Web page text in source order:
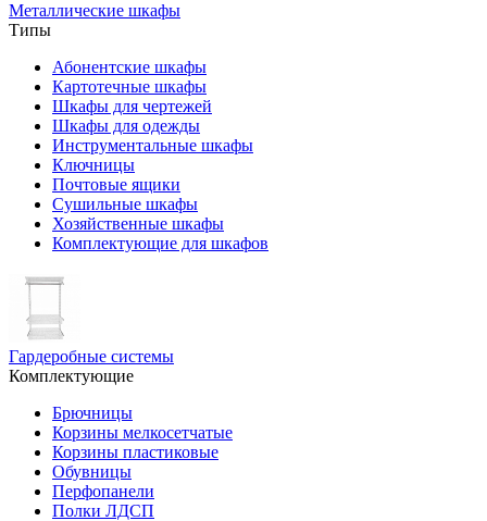
Металлические шкафы
Типы
Абонентские шкафы
Картотечные шкафы
Шкафы для чертежей
Шкафы для одежды
Инструментальные шкафы
Ключницы
Почтовые ящики
Сушильные шкафы
Хозяйственные шкафы
Комплектующие для шкафов
Гардеробные системы
Комплектующие
Брючницы
Корзины мелкосетчатые
Корзины пластиковые
Обувницы
Перфопанели
Полки ЛДСП